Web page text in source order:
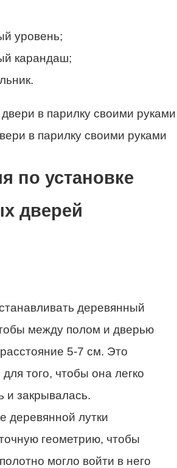
уровень;
карандаш;
в парилку своими руками
по установке
дверей
деревянный
между полом и дверью
5-7 см. Это
того, чтобы она легко
и закрывалась.
деревянной лутки
геометрию, чтобы
могло войти в него